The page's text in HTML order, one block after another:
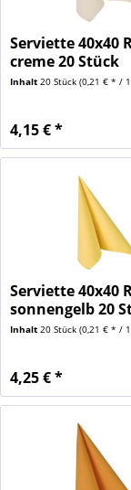
Serviette 40x40
creme 20 Stück
Inhalt20 Stück(0,21 € * /
4,15 € *
Serviette 40x40
sonnengelb 20
Inhalt20 Stück(0,21 € * /
4,25 € *